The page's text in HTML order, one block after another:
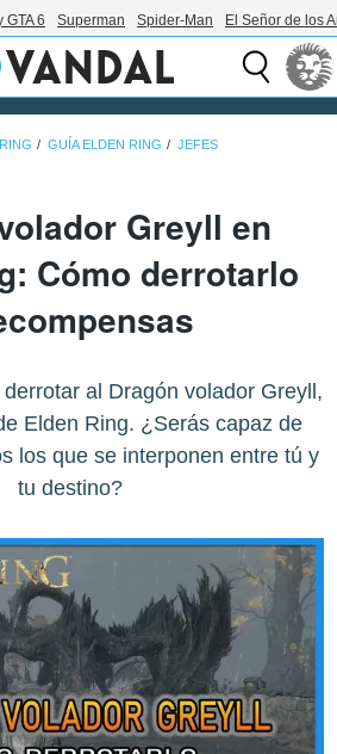
GTA 6 Superman Spider-Man El Señor de los
GUÍA ELDEN RING JEFES
Greyll en
Cómo derrotarlo
al Dragón volador Greyll,
Elden Ring. ¿Serás capaz de
los que se interponen entre tú y
tu destino?